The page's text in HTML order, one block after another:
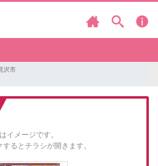
沢市
イメージです。
るとチラシが開きます。